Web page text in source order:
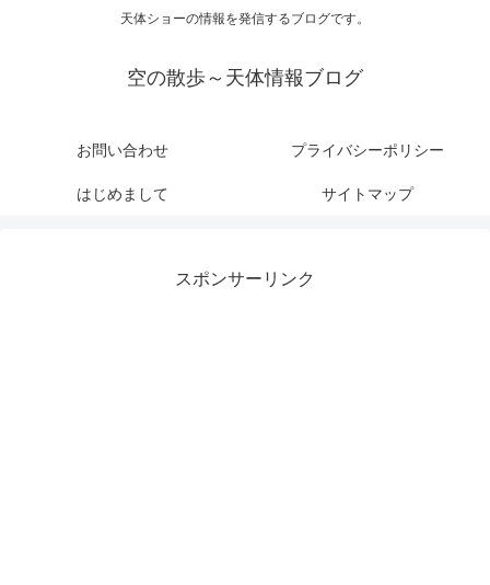
天体ショーの情報を発信するブログです。
空の散歩～天体情報ブログ
お問い合わせ プライバシーポリシー
はじめまして サイトマップ
スポンサーリンク